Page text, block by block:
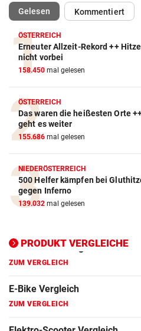
Gelesen(ausgewählt)Kommentiert
ÖSTERREICH
Erneuter Allzeit-Rekord ++
nicht vorbei
158.450 mal gelesen
ÖSTERREICH
Das waren die heißesten Orte
geht es weiter
155.686 mal gelesen
NIEDERÖSTERREICH
500 Helfer kämpfen bei
gegen Inferno
139.032 mal gelesen
PRODUKT VERGLEICHE
Action-Cam Vergleich
Crosstrainer Vergleich
ZUM VERGLEICH
Elektro-Scooter Vergleich
ZUM VERGLEICH
ZUM VERGLEICH
ZUM VERGLEICH
ZUM VERGLEICH